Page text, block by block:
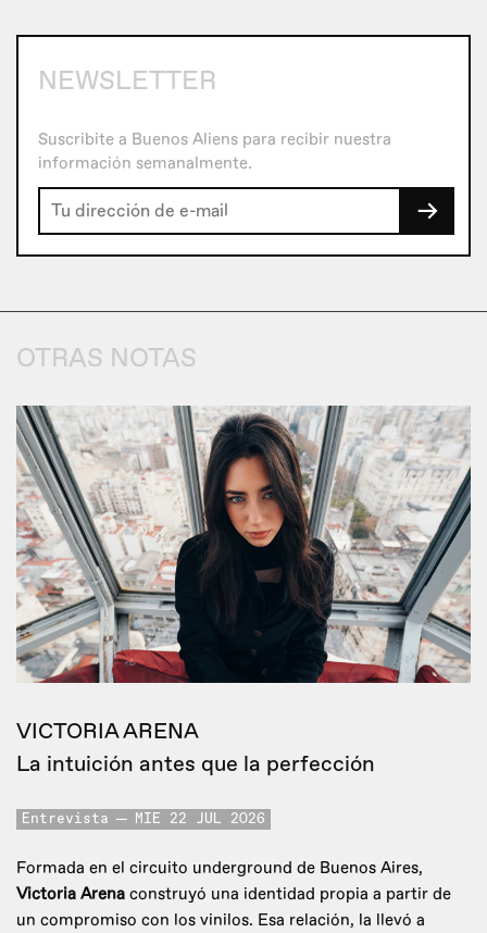
NEWSLETTER
Suscribite a Buenos Aliens para recibir nuestra
información semanalmente.
→
OTRAS NOTAS
VICTORIA ARENA
La intuición antes que la perfección
Entrevista MIE 22 JUL 2026
Formada en el circuito underground de Buenos Aires,
Victoria Arena construyó una identidad propia a partir de
un compromiso con los vinilos. Esa relación, la llevó a